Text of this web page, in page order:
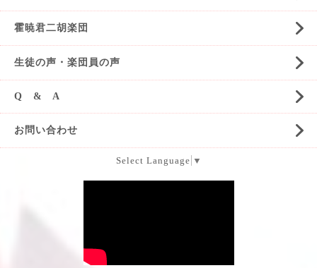
霍暁君二胡楽団
生徒の声・楽団員の声
Q & A
お問い合わせ
Select Language ▼